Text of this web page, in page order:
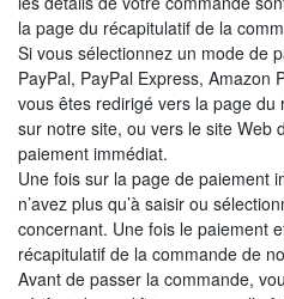
la page du récapitulatif de la
Si vous sélectionnez un mode de
PayPal, PayPal Express, Amazon
vous êtes redirigé vers la page
sur notre site, ou vers le site Web
paiement immédiat.
Une fois sur la page de paiement
n’avez plus qu’à saisir ou
concernant. Une fois le paiement
récapitulatif de la commande de
Avant de passer la commande,